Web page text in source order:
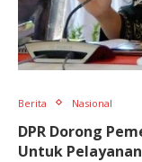
Berita Nasional
DPR Dorong
Untuk